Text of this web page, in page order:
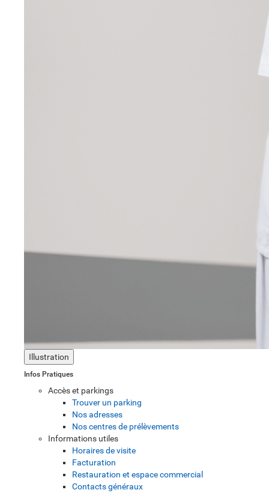
Illustration
Infos Pratiques
Accès et parkings
Trouver un parking
Nos adresses
Nos centres de prélèvements
Informations utiles
Horaires de visite
Facturation
Restauration et espace commercial
Contacts généraux